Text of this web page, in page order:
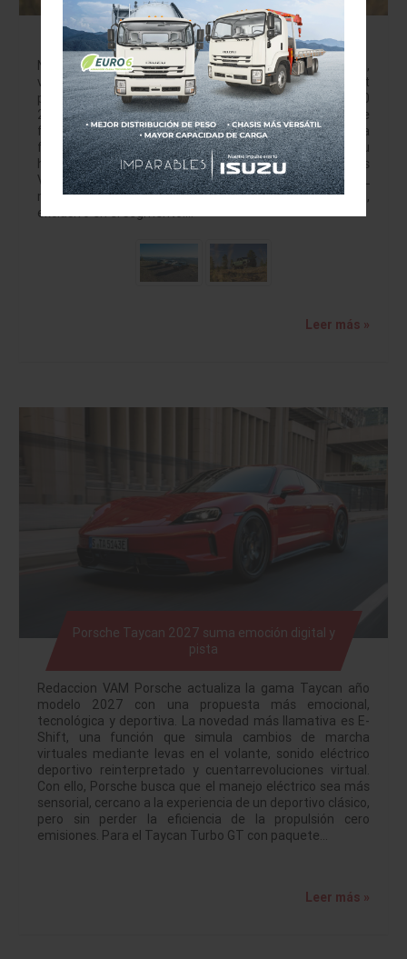
Silverado 1500 2027 eleva potencia,
tecnología y trabajo
Nueva pickup combina motores V8, cabina digital,
versiones off-road y enfoque comercial Chevrolet
presentó en Estados Unidos la nueva Silverado 1500
2027, una pickup que busca reafirmar el legado de
fuerza, durabilidad y capacidad de trabajo de la marca. La
firma la define como la Silverado más poderosa de su
historia, apoyada en una nueva generación de motores
V8 de 5.7 y 6.6 litros, además del motor TurboMax 2.7L
mejorado y el conocido Duramax 3.0L Turbo-Diesel,
exclusivo en el segmento.…
Leer más »
Porsche Taycan 2027 suma emoción digital y
pista
Redaccion VAM Porsche actualiza la gama Taycan año
modelo 2027 con una propuesta más emocional,
tecnológica y deportiva. La novedad más llamativa es E-
Shift, una función que simula cambios de marcha
virtuales mediante levas en el volante, sonido eléctrico
deportivo reinterpretado y cuentarrevoluciones virtual.
Con ello, Porsche busca que el manejo eléctrico sea más
sensorial, cercano a la experiencia de un deportivo clásico,
pero sin perder la eficiencia de la propulsión cero
emisiones. Para el Taycan Turbo GT con paquete…
Leer más »